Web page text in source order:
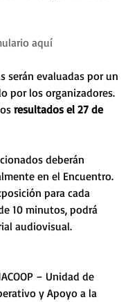
aquí
serán evaluadas por un
por los organizadores.
resultados el 27 de
deberán
en el Encuentro.
para cada
10 minutos, podrá
audiovisual.
– Unidad de
y Apoyo a la